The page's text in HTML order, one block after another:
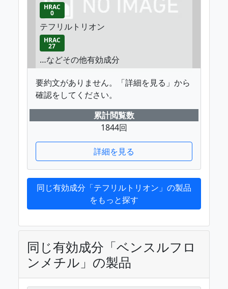
HRAC
0
テフリルトリオン
HRAC
27
…などその他有効成分
要約文がありません。「詳細を見る」から
確認をしてください。
累計閲覧数
1844回
詳細を見る
同じ有効成分「テフリルトリオン」の製品
をもっと探す
同じ有効成分「ベンスルフロ
ンメチル」の製品